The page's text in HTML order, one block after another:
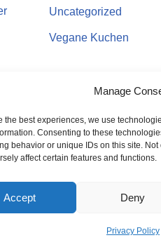
Manage
the best experiences, we use
Consenting to these
behavior or unique IDs on this site.
affect certain features and functions.
Accept Deny
Privacy Policy
Uncategorized
Vegane Kuchen